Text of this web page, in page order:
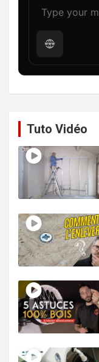
Tuto Vidéo